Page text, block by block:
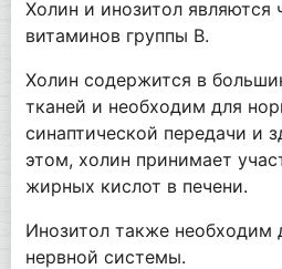
Холин и инозитол являются
витаминов группы В.
Холин содержится в
тканей и необходим для
синаптической передачи и
этом, холин принимает
жирных кислот в печени.
Инозитол также необходим
нервной системы.